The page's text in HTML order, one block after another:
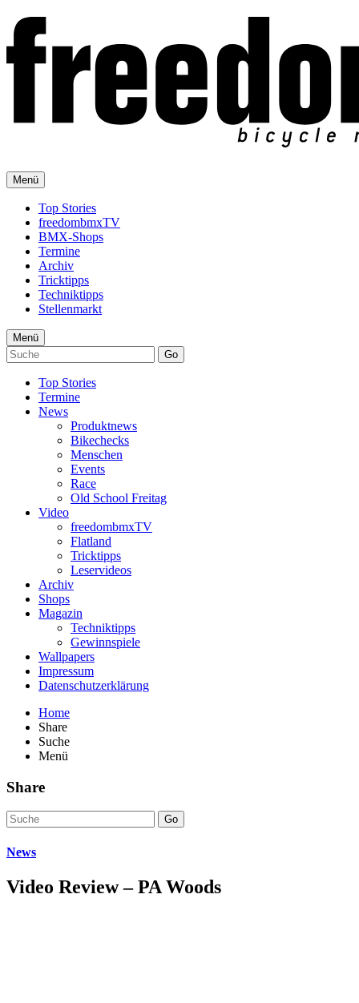
Menü
Top Stories
freedombmxTV
BMX-Shops
Termine
Archiv
Tricktipps
Techniktipps
Stellenmarkt
Menü
Go
Top Stories
Termine
News
Produktnews
Bikechecks
Menschen
Events
Race
Old School Freitag
Video
freedombmxTV
Flatland
Tricktipps
Leservideos
Archiv
Shops
Magazin
Techniktipps
Gewinnspiele
Wallpapers
Impressum
Datenschutzerklärung
Home
Share
Suche
Menü
Share
Go
News
Video Review – PA Woods